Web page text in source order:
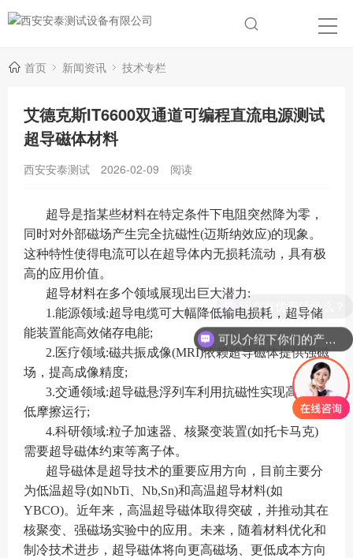
首页 新闻资讯 技术专栏
艾德克斯IT6600双通道可编程直流电源测试
超导磁体材料
西安安泰测试 2026-02-09 阅读
超导是指某些材料在特定条件下电阻突然降为零，
同时对外部磁场产生完全抗磁性(迈斯纳效应)的现象。
这种特性使得电流可以在超导体内无损耗流动，具有极
高的应用价值。
超导材料在多个领域展现出巨大潜力:
1.能源领域:超导电缆可大幅降低输电损耗，超导储
能装置能高效储存电能;
2.医疗领域:磁共振成像(MRI)依赖超导磁体提供强磁
场，提高成像精度;
3.交通领域:超导磁悬浮列车利用抗磁性实现高速、
低摩擦运行;
4.科研领域:粒子加速器、核聚变装置(如托卡马克)
需要超导磁体约束等离子体。
超导磁体是超导技术的重要应用方向，目前主要分
为低温超导(如NbTi、Nb,Sn)和高温超导材料(如
YBCO)。近年来，高温超导磁体取得突破，并推动其在
核聚变、强磁场实验中的应用。未来，随着材料优化和
制冷技术进步，超导磁体将向更高磁场、更低成本方向
可以介绍下你们的产品么？
现在有优惠活动么？